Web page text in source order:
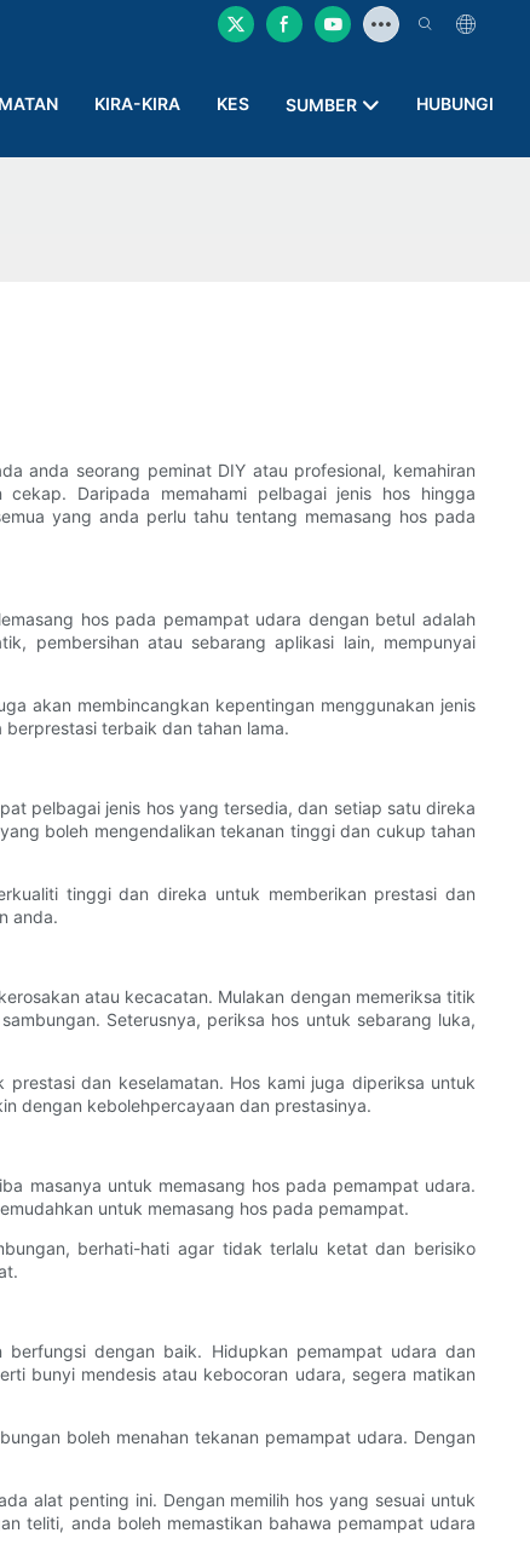
KIRA-KIRA KES SUMBER HUBUNGI
anda seorang peminat DIY atau profesional, kemahiran
Daripada memahami pelbagai jenis hos hingga
yang anda perlu tahu tentang memasang hos pada
hos pada pemampat udara dengan betul adalah
pembersihan atau sebarang aplikasi lain, mempunyai
akan membincangkan kepentingan menggunakan jenis
terbaik dan tahan lama.
pelbagai jenis hos yang tersedia, dan setiap satu direka
boleh mengendalikan tekanan tinggi dan cukup tahan
tinggi dan direka untuk memberikan prestasi dan
anda.
atau kecacatan. Mulakan dengan memeriksa titik
Seterusnya, periksa hos untuk sebarang luka,
dan keselamatan. Hos kami juga diperiksa untuk
dengan kebolehpercayaan dan prestasinya.
masanya untuk memasang hos pada pemampat udara.
untuk memasang hos pada pemampat.
berhati-hati agar tidak terlalu ketat dan berisiko
dengan baik. Hidupkan pemampat udara dan
bunyi mendesis atau kebocoran udara, segera matikan
boleh menahan tekanan pemampat udara. Dengan
alat penting ini. Dengan memilih hos yang sesuai untuk
teliti, anda boleh memastikan bahawa pemampat udara